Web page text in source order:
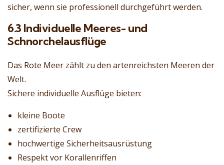
sicher, wenn sie professionell durchgeführt werden.
6.3 Individuelle Meeres- und
Schnorchelausflüge
Das Rote Meer zählt zu den artenreichsten Meeren der
Welt.
Sichere individuelle Ausflüge bieten:
kleine Boote
zertifizierte Crew
hochwertige Sicherheitsausrüstung
Respekt vor Korallenriffen